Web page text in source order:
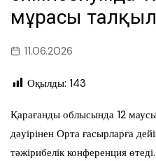
мұрасы
11.06.2026
Оқылды: 143
Қарағанды облысында 12
дәуірінен Орта ғасырларға
тәжірибелік конференция өтеді.